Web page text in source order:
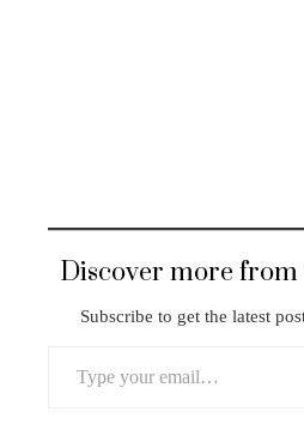
Discover more from
Subscribe to get the latest